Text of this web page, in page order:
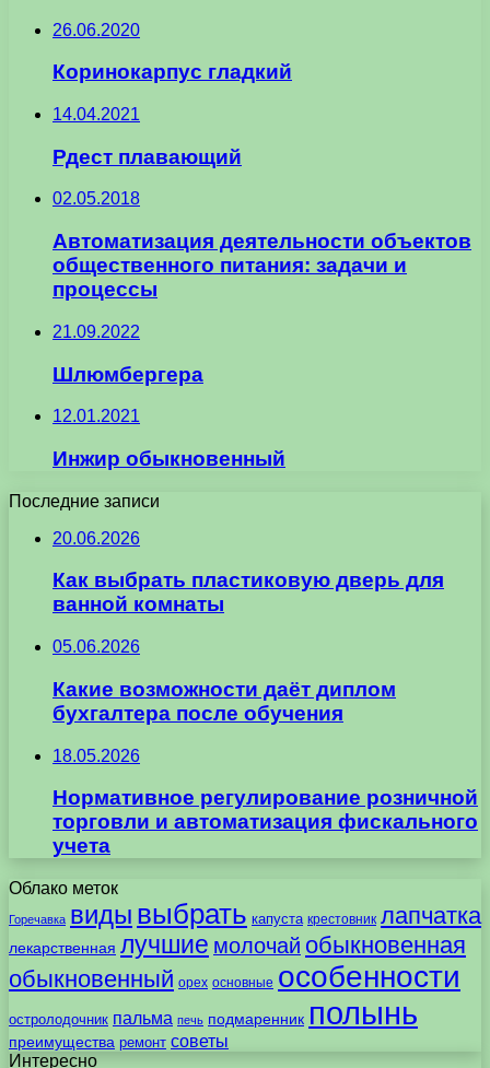
26.06.2020
Коринокарпус гладкий
14.04.2021
Рдест плавающий
02.05.2018
Автоматизация деятельности объектов
общественного питания: задачи и
процессы
21.09.2022
Шлюмбергера
12.01.2021
Инжир обыкновенный
Последние записи
20.06.2026
Как выбрать пластиковую дверь для
ванной комнаты
05.06.2026
Какие возможности даёт диплом
бухгалтера после обучения
18.05.2026
Нормативное регулирование розничной
торговли и автоматизация фискального
учета
Облако меток
Горечавка виды выбрать капуста крестовник лапчатка
лекарственная лучшие молочай обыкновенная
обыкновенный орех основные особенности
остролодочник пальма печь подмаренник полынь
преимущества ремонт советы
Интересно